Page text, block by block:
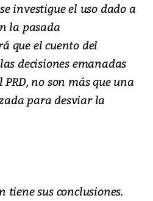
investigue el uso dado a
la pasada
que el cuento del
decisiones emanadas
no son más que una
para desviar la
sus conclusiones.